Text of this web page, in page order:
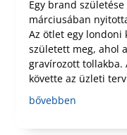
Egy brand
márciusában
Az ötlet egy londoni
született meg, ahol
gravírozott
követte az üzleti
bővebben